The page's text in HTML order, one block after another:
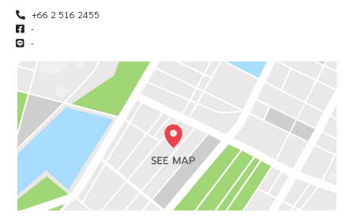
+66 2 516 2455
-
-